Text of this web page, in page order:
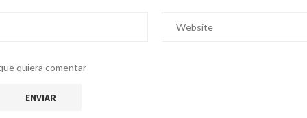
quiera comentar